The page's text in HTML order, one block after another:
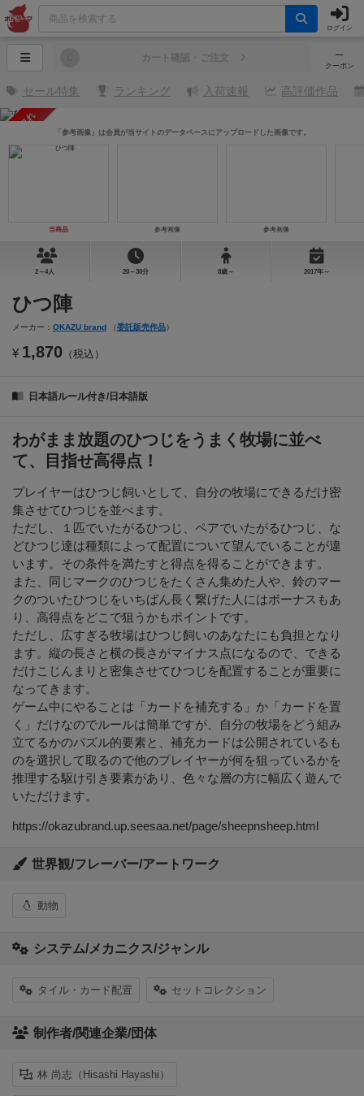
ログイン
─
クーポン
カート確認・ご注文
セール特集 ランキング 入荷速報 高評価作品
売り切れ
当商品 参考画像 参考画像
「参考画像」は会員が当サイトのデータベースにアップロードした画像です。
2～4人 20～30分 8歳～ 2017年～
ひつ陣
メーカー： OKAZU brand （委託販売作品）
¥ 1,870 （税込）
日本語ルール付き/日本語版
わがまま放題のひつじをうまく牧場に並べ
て、目指せ高得点！
プレイヤーはひつじ飼いとして、自分の牧場にできるだけ密
集させてひつじを並べます。
ただし、１匹でいたがるひつじ、ペアでいたがるひつじ、な
どひつじ達は種類によって配置について望んでいることが違
います。その条件を満たすと得点を得ることができます。
また、同じマークのひつじをたくさん集めた人や、鈴のマー
クのついたひつじをいちばん長く繋げた人にはボーナスもあ
り、高得点をどこで狙うかもポイントです。
ただし、広すぎる牧場はひつじ飼いのあなたにも負担となり
ます。縦の長さと横の長さがマイナス点になるので、できる
だけこじんまりと密集させてひつじを配置することが重要に
なってきます。
ゲーム中にやることは「カードを補充する」か「カードを置
く」だけなのでルールは簡単ですが、自分の牧場をどう組み
立てるかのパズル的要素と、補充カードは公開されているも
のを選択して取るので他のプレイヤーが何を狙っているかを
推理する駆け引き要素があり、色々な層の方に幅広く遊んで
いただけます。
https://okazubrand.up.seesaa.net/page/sheepnsheep.html
世界観/フレーバー/アートワーク
動物
システム/メカニクス/ジャンル
タイル・カード配置 セットコレクション
制作者/関連企業/団体
林 尚志（Hisashi Hayashi）